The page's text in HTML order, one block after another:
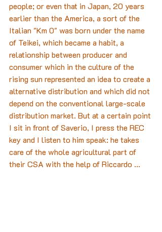
people; or even that in Japan, 20 years
earlier than the America, a sort of the
Italian "Km 0" was born under the name
of Teikei, which became a habit, a
relationship between producer and
consumer which in the culture of the
rising sun represented an idea to create a
alternative distribution and which did not
depend on the conventional large-scale
distribution market. But at a certain point
I sit in front of Saverio, I press the REC
key and I listen to him speak: he takes
care of the whole agricultural part of
their CSA with the help of Riccardo ...